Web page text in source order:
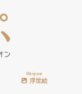
Ukiyoe
浮世絵